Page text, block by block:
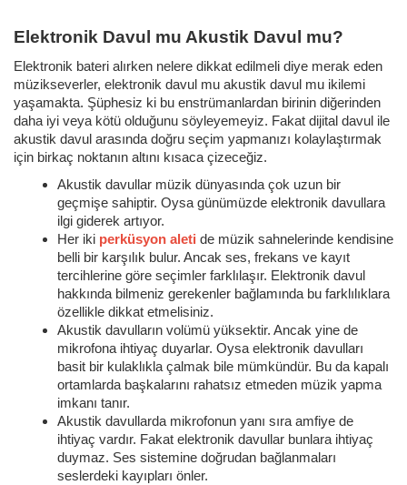
Elektronik Davul mu Akustik Davul mu?
Elektronik bateri alırken nelere dikkat edilmeli diye merak eden
müzikseverler, elektronik davul mu akustik davul mu ikilemi
yaşamakta. Şüphesiz ki bu enstrümanlardan birinin diğerinden
daha iyi veya kötü olduğunu söyleyemeyiz. Fakat dijital davul ile
akustik davul arasında doğru seçim yapmanızı kolaylaştırmak
için birkaç noktanın altını kısaca çizeceğiz.
Akustik davullar müzik dünyasında çok uzun bir
geçmişe sahiptir. Oysa günümüzde elektronik davullara
ilgi giderek artıyor.
Her iki perküsyon aleti de müzik sahnelerinde kendisine
belli bir karşılık bulur. Ancak ses, frekans ve kayıt
tercihlerine göre seçimler farklılaşır. Elektronik davul
hakkında bilmeniz gerekenler bağlamında bu farklılıklara
özellikle dikkat etmelisiniz.
Akustik davulların volümü yüksektir. Ancak yine de
mikrofona ihtiyaç duyarlar. Oysa elektronik davulları
basit bir kulaklıkla çalmak bile mümkündür. Bu da kapalı
ortamlarda başkalarını rahatsız etmeden müzik yapma
imkanı tanır.
Akustik davullarda mikrofonun yanı sıra amfiye de
ihtiyaç vardır. Fakat elektronik davullar bunlara ihtiyaç
duymaz. Ses sistemine doğrudan bağlanmaları
seslerdeki kayıpları önler.